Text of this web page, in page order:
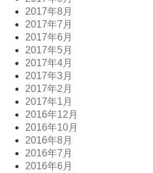
2017年8月
2017年7月
2017年6月
2017年5月
2017年4月
2017年3月
2017年2月
2017年1月
2016年12月
2016年10月
2016年8月
2016年7月
2016年6月